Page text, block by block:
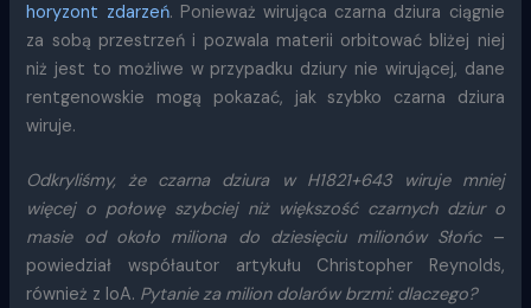
horyzont zdarzeń. Ponieważ wirująca czarna dziura ciągnie
za sobą przestrzeń i pozwala materii orbitować bliżej niej
niż jest to możliwe w przypadku dziury nie wirującej, dane
rentgenowskie mogą pokazać, jak szybko czarna dziura
wiruje.
Odkryliśmy, że czarna dziura w H1821+643 wiruje mniej
więcej o połowę szybciej niż większość czarnych dziur o
masie od około miliona do dziesięciu milionów Słońc–
powiedział współautor artykułu Christopher Reynolds,
również z IoA. Pytanie za milion dolarów brzmi: dlaczego?